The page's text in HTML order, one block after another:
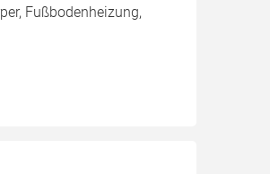
Fußbodenheizung,